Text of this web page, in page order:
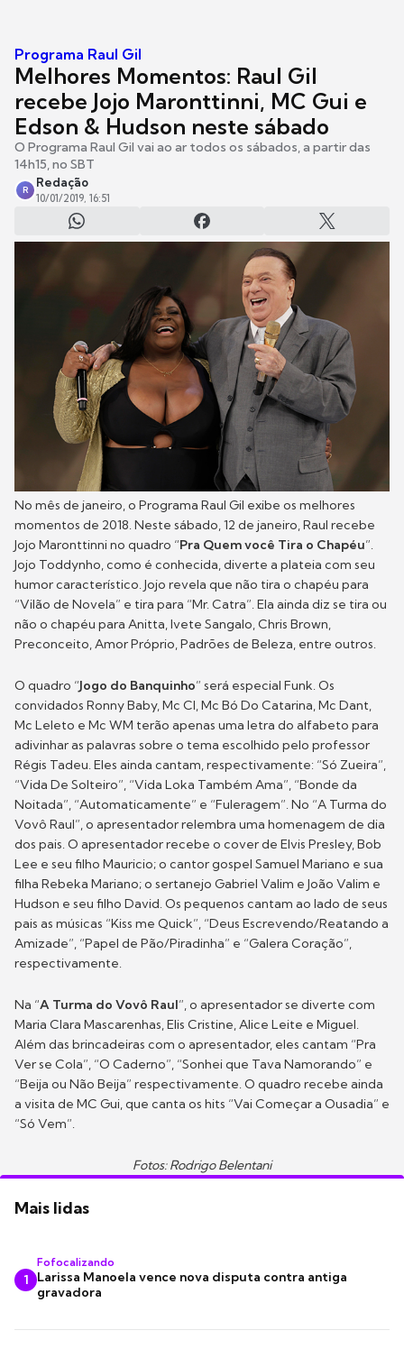
Programa Raul Gil
Melhores Momentos: Raul Gil
recebe Jojo Maronttinni, MC Gui e
Edson & Hudson neste sábado
O Programa Raul Gil vai ao ar todos os sábados, a partir das
14h15, no SBT
R
Redação
10/01/2019, 16:51
No mês de janeiro, o Programa Raul Gil exibe os melhores
momentos de 2018. Neste sábado, 12 de janeiro, Raul recebe
Jojo Maronttinni no quadro “Pra Quem você Tira o Chapéu”.
Jojo Toddynho, como é conhecida, diverte a plateia com seu
humor característico. Jojo revela que não tira o chapéu para
“Vilão de Novela” e tira para “Mr. Catra”. Ela ainda diz se tira ou
não o chapéu para Anitta, Ivete Sangalo, Chris Brown,
Preconceito, Amor Próprio, Padrões de Beleza, entre outros.
O quadro “Jogo do Banquinho” será especial Funk. Os
convidados Ronny Baby, Mc Cl, Mc Bó Do Catarina, Mc Dant,
Mc Leleto e Mc WM terão apenas uma letra do alfabeto para
adivinhar as palavras sobre o tema escolhido pelo professor
Régis Tadeu. Eles ainda cantam, respectivamente: “Só Zueira”,
“Vida De Solteiro”, “Vida Loka Também Ama”, “Bonde da
Noitada”, “Automaticamente” e “Fuleragem”. No “A Turma do
Vovô Raul”, o apresentador relembra uma homenagem de dia
dos pais. O apresentador recebe o cover de Elvis Presley, Bob
Lee e seu filho Mauricio; o cantor gospel Samuel Mariano e sua
filha Rebeka Mariano; o sertanejo Gabriel Valim e João Valim e
Hudson e seu filho David. Os pequenos cantam ao lado de seus
pais as músicas “Kiss me Quick”, “Deus Escrevendo/Reatando a
Amizade”, “Papel de Pão/Piradinha” e “Galera Coração”,
respectivamente.
Na “A Turma do Vovô Raul”, o apresentador se diverte com
Maria Clara Mascarenhas, Elis Cristine, Alice Leite e Miguel.
Além das brincadeiras com o apresentador, eles cantam “Pra
Ver se Cola”, “O Caderno”, “Sonhei que Tava Namorando” e
“Beija ou Não Beija” respectivamente. O quadro recebe ainda
a visita de MC Gui, que canta os hits “Vai Começar a Ousadia” e
“Só Vem”.
Fotos: Rodrigo Belentani
Mais lidas
1
Fofocalizando
Larissa Manoela vence nova disputa contra antiga
gravadora